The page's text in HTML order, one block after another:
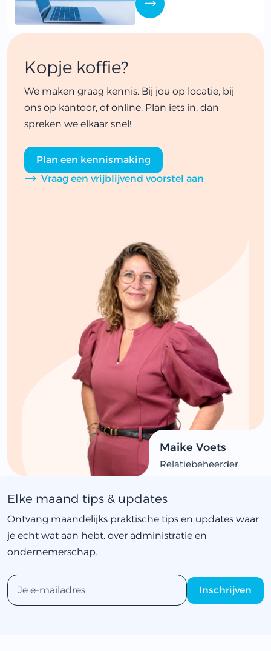
Kopje koffie?
We maken graag kennis. Bij jou op locatie, bij
ons op kantoor, of online. Plan iets in, dan
spreken we elkaar snel!
Plan een kennismaking
Vraag een vrijblijvend voorstel aan
Maike Voets
Relatiebeheerder
Elke maand tips & updates
Ontvang maandelijks praktische tips en updates waar
je echt wat aan hebt. over administratie en
ondernemerschap.